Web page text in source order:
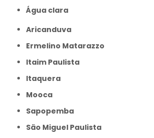
Água clara
Aricanduva
Ermelino Matarazzo
Itaim Paulista
Itaquera
Mooca
Sapopemba
São Miguel Paulista